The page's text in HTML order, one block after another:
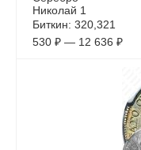
Николай 1
Биткин: 320,321
530 ₽ — 12 636 ₽